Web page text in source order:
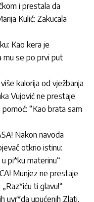
i prestala da
Kulić: Zakucala
Kao kera je
mu se po prvi put
kalorija od vježbanja
Vujović ne prestaje
“Kao brata sam
Nakon navoda
otkrio istinu:
pi*ku materinu“
Munjez ne prestaje
ti glavu!“
uvr*da upućenih Zlati,